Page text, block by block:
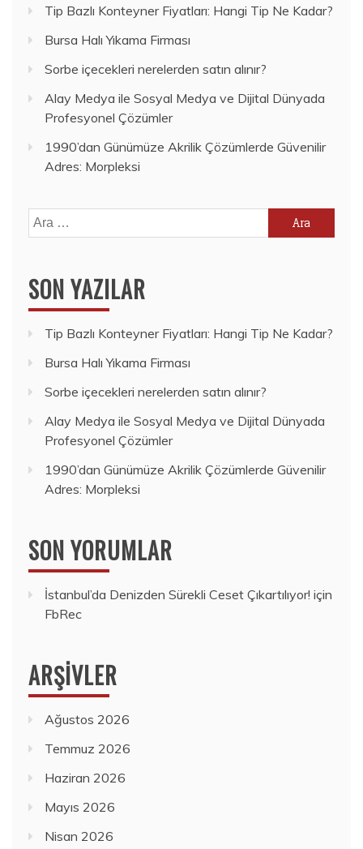
Tip Bazlı Konteyner Fiyatları: Hangi Tip Ne Kadar?
Bursa Halı Yıkama Firması
Sorbe içecekleri nerelerden satın alınır?
Alay Medya ile Sosyal Medya ve Dijital Dünyada
Profesyonel Çözümler
1990’dan Günümüze Akrilik Çözümlerde Güvenilir
Adres: Morpleksi
Arama:
SON YAZILAR
Tip Bazlı Konteyner Fiyatları: Hangi Tip Ne Kadar?
Bursa Halı Yıkama Firması
Sorbe içecekleri nerelerden satın alınır?
Alay Medya ile Sosyal Medya ve Dijital Dünyada
Profesyonel Çözümler
1990’dan Günümüze Akrilik Çözümlerde Güvenilir
Adres: Morpleksi
SON YORUMLAR
İstanbul’da Denizden Sürekli Ceset Çıkartılıyor! için
FbRec
ARŞIVLER
Ağustos 2026
Temmuz 2026
Haziran 2026
Mayıs 2026
Nisan 2026